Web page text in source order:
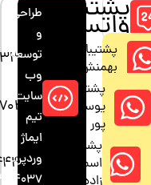
پشتیبانی
واتساپ
پشتیبان:
بهمنش
پشتیبان:
یوسف
پور
پشتیبان:
اسمعیل
طراحی
و
توسعه
وب
سایت:
تیم
ایماژ
وردپرس